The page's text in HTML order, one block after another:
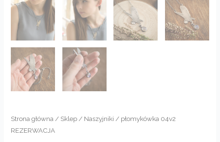
Strona główna / Sklep / Naszyjniki / płomykówka 04v2
REZERWACJA